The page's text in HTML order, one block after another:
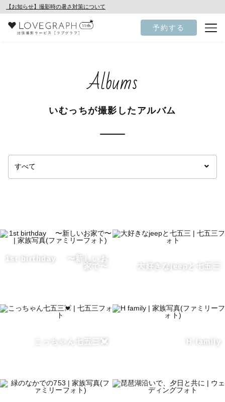
【お知らせ】撮影時の暑さ対策について
予約する
Albums
いむっちが撮影したアルバム
1st birthday 〜新しいお
家で〜
大好きなjeepと七五三
こっちゃん七五三💓 H family